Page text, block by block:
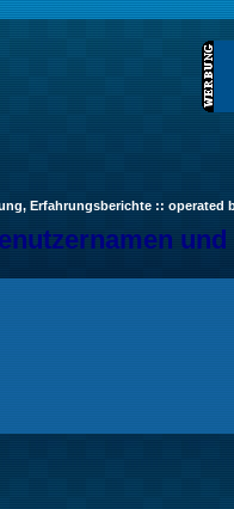
Erfahrungsberichte :: operated